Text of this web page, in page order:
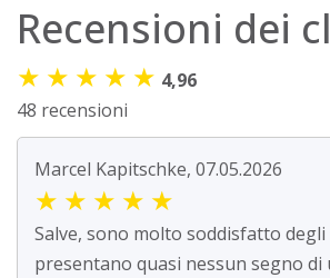
Recensioni dei
★ ★ ★ ★ ★ 4,96
48 recensioni
Marcel Kapitschke, 07.05.2026
★ ★ ★ ★ ★
Salve, sono molto soddisfatto degli
presentano quasi nessun segno di